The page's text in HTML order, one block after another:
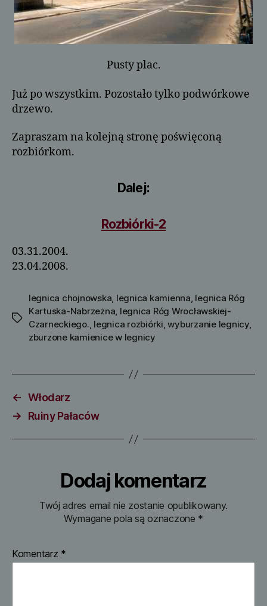
Pusty plac.
Już po wszystkim. Pozostało tylko podwórkowe
drzewo.
Zapraszam na kolejną stronę poświęconą
rozbiórkom.
Dalej:
Rozbiórki-2
03.31.2004.
23.04.2008.
Tagi
legnica chojnowska, legnica kamienna, legnica Róg
Kartuska-Nabrzeżna, legnica Róg Wrocławskiej-
Czarneckiego., legnica rozbiórki,wyburzanie legnicy,
zburzone kamienice w legnicy
← Włodarz
→
Ruiny Pałaców
Dodaj komentarz
Twój adres email nie zostanie opublikowany.
Wymagane pola są oznaczone *
Komentarz *